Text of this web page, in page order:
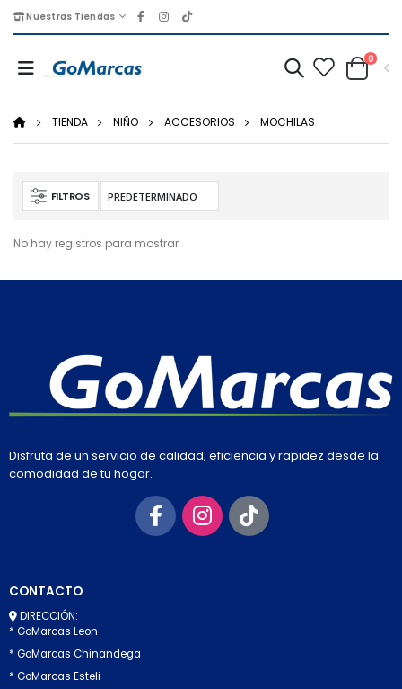
Nuestras Tiendas
0
TIENDA NIÑO ACCESORIOS MOCHILAS
FILTROS
No hay registros para mostrar
Disfruta de un servicio de calidad, eficiencia y rapidez desde la
comodidad de tu hogar.
CONTACTO
DIRECCIÓN:
* GoMarcas Leon
* GoMarcas Chinandega
* GoMarcas Esteli